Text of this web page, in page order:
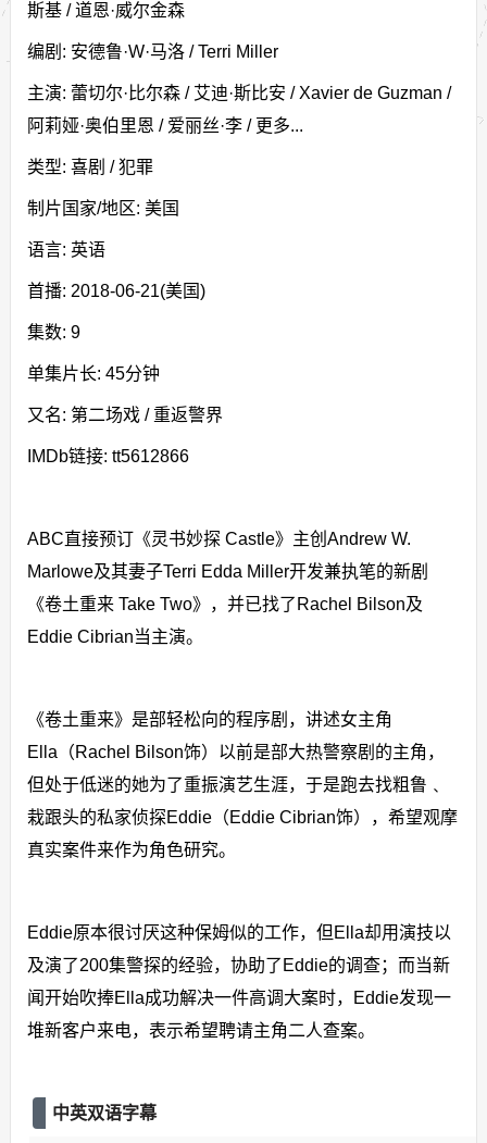
斯基 / 道恩·威尔金森
编剧: 安德鲁·W·马洛 / Terri Miller
主演: 蕾切尔·比尔森 / 艾迪·斯比安 / Xavier de Guzman /
阿莉娅·奥伯里恩 / 爱丽丝·李 / 更多...
类型: 喜剧 / 犯罪
制片国家/地区: 美国
语言: 英语
首播: 2018-06-21(美国)
集数: 9
单集片长: 45分钟
又名: 第二场戏 / 重返警界
IMDb链接: tt5612866
ABC直接预订《灵书妙探 Castle》主创Andrew W.
Marlowe及其妻子Terri Edda Miller开发兼执笔的新剧
《卷土重来 Take Two》，并已找了Rachel Bilson及
Eddie Cibrian当主演。
《卷土重来》是部轻松向的程序剧，讲述女主角
Ella（Rachel Bilson饰）以前是部大热警察剧的主角，
但处于低迷的她为了重振演艺生涯，于是跑去找粗鲁﹑
栽跟头的私家侦探Eddie（Eddie Cibrian饰），希望观摩
真实案件来作为角色研究。
Eddie原本很讨厌这种保姆似的工作，但Ella却用演技以
及演了200集警探的经验，协助了Eddie的调查；而当新
闻开始吹捧Ella成功解决一件高调大案时，Eddie发现一
堆新客户来电，表示希望聘请主角二人查案。
中英双语字幕